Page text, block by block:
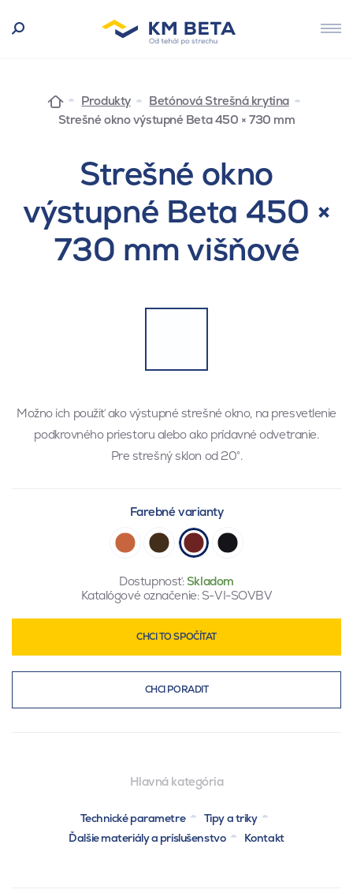
Produkty
Betónová Strešná krytina
Strešné okno výstupné Beta 450 × 730 mm
Strešné okno
výstupné Beta 450 ×
730 mm višňové
Možno ich použiť ako výstupné strešné okno, na presvetlenie
podkrovného priestoru alebo ako prídavné odvetranie.
Pre strešný sklon od 20°.
Farebné varianty
Dostupnosť:Skladom
Katalógové označenie: S-VI-SOVBV
CHCI TO SPOČÍTAT
CHCI PORADIT
Hlavná kategória
Technické parametre
Tipy a triky
Ďalšie materiály a príslušenstvo
Kontakt